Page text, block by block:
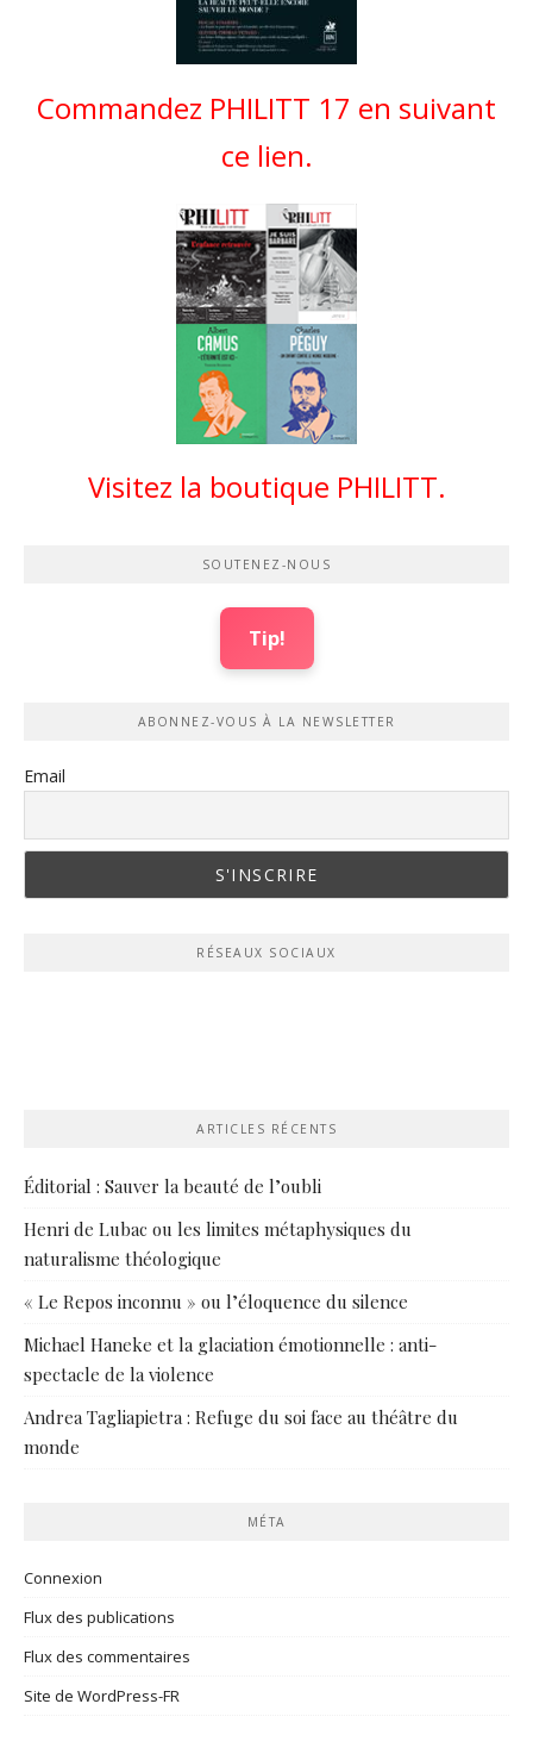
Commandez PHILITT 17 en suivant
ce lien.
Visitez la boutique PHILITT.
SOUTENEZ-NOUS
Tip!
ABONNEZ-VOUS À LA NEWSLETTER
Email
RÉSEAUX SOCIAUX
ARTICLES RÉCENTS
Éditorial : Sauver la beauté de l’oubli
Henri de Lubac ou les limites métaphysiques du
naturalisme théologique
« Le Repos inconnu » ou l’éloquence du silence
Michael Haneke et la glaciation émotionnelle : anti-
spectacle de la violence
Andrea Tagliapietra : Refuge du soi face au théâtre du
monde
MÉTA
Connexion
Flux des publications
Flux des commentaires
Site de WordPress-FR